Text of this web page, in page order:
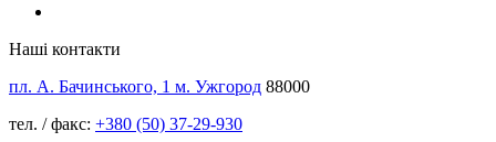
Наші контакти
пл. А. Бачинського, 1 м. Ужгород 88000
тел. / факс: +380 (50) 37-29-930